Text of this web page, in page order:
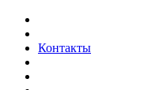
Контакты